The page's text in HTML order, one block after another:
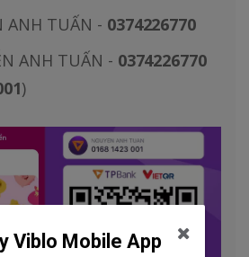
ANH TUẤN - 0374226770
ANH TUẤN - 0374226770
)
Viblo Mobile App